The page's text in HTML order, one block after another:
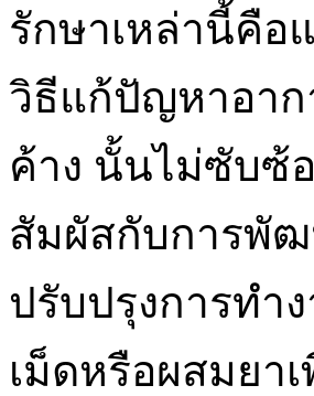
รักษาเหล่านี้คือ
วิธีแก้ปัญหาอาก
ค้าง นั้นไม่ซับซ้
สัมผัสกับการพั
ปรับปรุงการทำ
เม็ดหรือผสมยา